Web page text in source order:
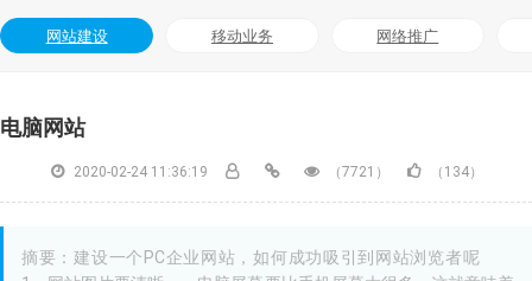
网站建设 移动业务 网络推广
电脑网站
2020-02-24 11:36:19 （7721） （134）
摘要：建设一个PC企业网站，如何成功吸引到网站浏览者呢